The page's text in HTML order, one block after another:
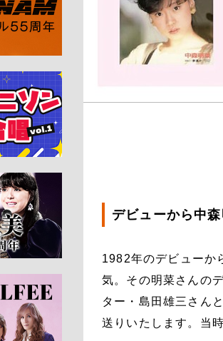
デビューから中
1982年のデビューか
気。その明菜さんの
ター・島田雄三さん
送りいたします。当